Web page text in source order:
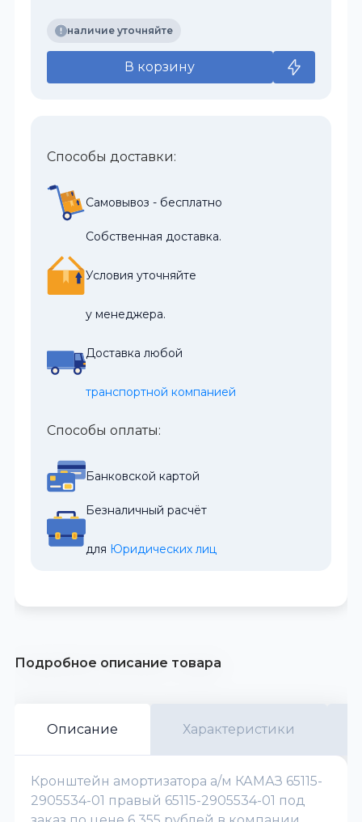
наличие уточняйте
В корзину
Способы доставки:
Самовывоз - бесплатно
Собственная доставка.
Условия уточняйте
у менеджера.
Доставка любой
транспортной компанией
Способы оплаты:
Банковской картой
Безналичный расчёт
для Юридических лиц
Подробное описание товара
Описание Характеристики
Кронштейн амортизатора а/м КАМАЗ 65115-
2905534-01 правый 65115-2905534-01 под